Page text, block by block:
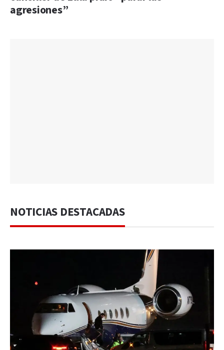
agresiones”
NOTICIAS DESTACADAS